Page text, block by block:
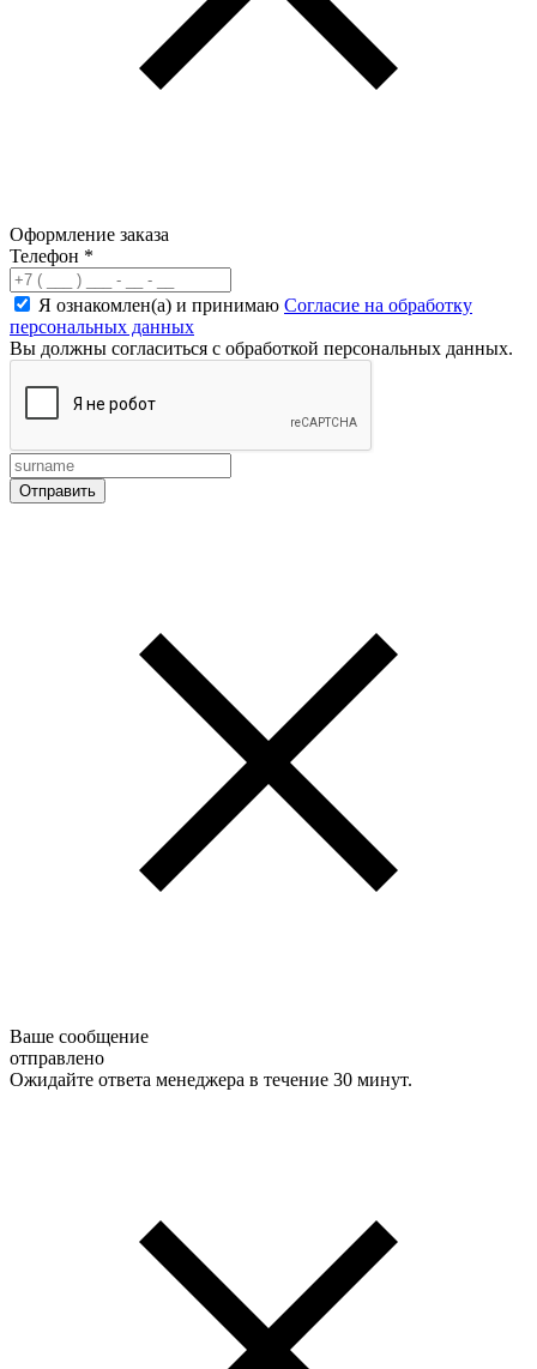
Оформление заказа
Телефон *
Я ознакомлен(а) и принимаю Согласие на обработку
персональных данных
Вы должны согласиться с обработкой персональных данных.
Ваше сообщение
отправлено
Ожидайте ответа менеджера в течение 30 минут.